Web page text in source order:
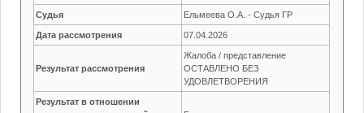
Судья Ельмеева О.А. - Судья ГР
Дата рассмотрения 07.04.2026
Результат рассмотрения
Жалоба / представление
ОСТАВЛЕНО БЕЗ
УДОВЛЕТВОРЕНИЯ
Результат в отношении